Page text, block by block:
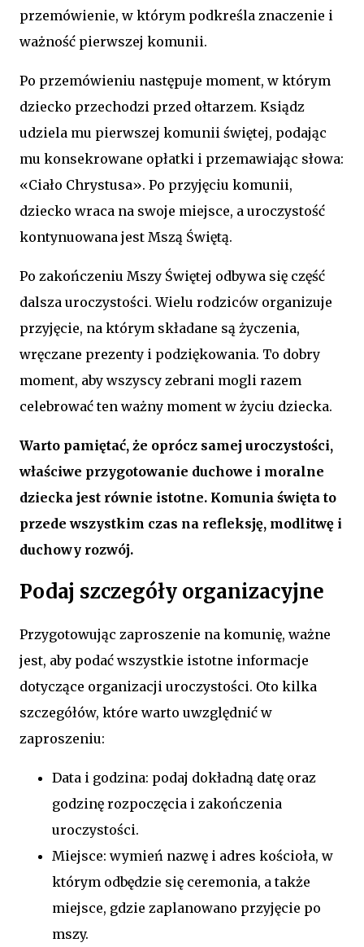
przemówienie, w którym podkreśla znaczenie i
ważność pierwszej komunii.
Po przemówieniu następuje moment, w którym
dziecko przechodzi przed ołtarzem. Ksiądz
udziela mu pierwszej komunii świętej, podając
mu konsekrowane opłatki i przemawiając słowa:
«Ciało Chrystusa». Po przyjęciu komunii,
dziecko wraca na swoje miejsce, a uroczystość
kontynuowana jest Mszą Świętą.
Po zakończeniu Mszy Świętej odbywa się część
dalsza uroczystości. Wielu rodziców organizuje
przyjęcie, na którym składane są życzenia,
wręczane prezenty i podziękowania. To dobry
moment, aby wszyscy zebrani mogli razem
celebrować ten ważny moment w życiu dziecka.
Warto pamiętać, że oprócz samej uroczystości,
właściwe przygotowanie duchowe i moralne
dziecka jest równie istotne. Komunia święta to
przede wszystkim czas na refleksję, modlitwę i
duchowy rozwój.
Podaj szczegóły organizacyjne
Przygotowując zaproszenie na komunię, ważne
jest, aby podać wszystkie istotne informacje
dotyczące organizacji uroczystości. Oto kilka
szczegółów, które warto uwzględnić w
zaproszeniu:
Data i godzina: podaj dokładną datę oraz
godzinę rozpoczęcia i zakończenia
uroczystości.
Miejsce: wymień nazwę i adres kościoła, w
którym odbędzie się ceremonia, a także
miejsce, gdzie zaplanowano przyjęcie po
mszy.